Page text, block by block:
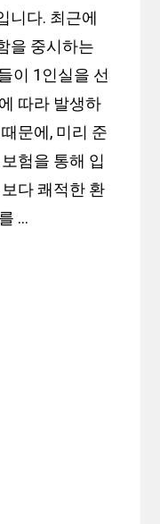
니다. 최근에
을 중시하는
이 1인실을 선
따라 발생하
문에, 미리 준
험을 통해 입
다 쾌적한 환
…